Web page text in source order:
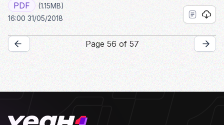
PDF
(1.15MB)
16:00 31/05/2018
Page 56 of 57